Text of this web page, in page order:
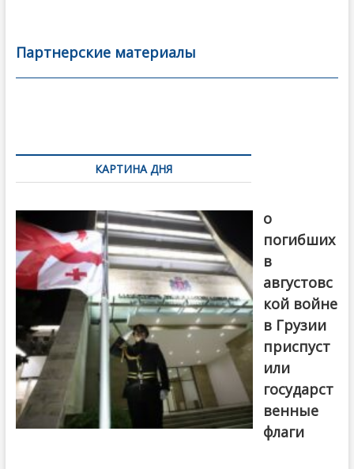
b
o
er l
а
в
Партнерские материалы
по
записямКАРТИНА ДНЯ
о
погибших
в
августовс
кой войне
в Грузии
приспуст
или
государст
венные
флаги